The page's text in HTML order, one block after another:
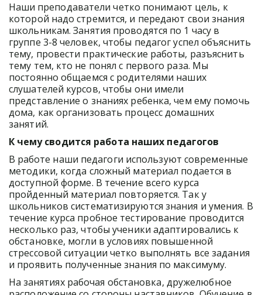
Наши преподаватели четко понимают цель, к
которой надо стремится, и передают свои знания
школьникам. Занятия проводятся по 1 часу в
группе 3-8 человек, чтобы педагог успел объяснить
тему, провести практические работы, разъяснить
тему тем, кто не понял с первого раза. Мы
постоянно общаемся с родителями наших
слушателей курсов, чтобы они имели
представление о знаниях ребенка, чем ему помочь
дома, как организовать процесс домашних
занятий.
К чему сводится работа наших педагогов
В работе наши педагоги используют современные
методики, когда сложный материал подается в
доступной форме. В течение всего курса
пройденный материал повторяется. Так у
школьников систематизируются знания и умения. В
течение курса пробное тестирование проводится
несколько раз, чтобы ученики адаптировались к
обстановке, могли в условиях повышенной
стрессовой ситуации четко выполнять все задания
и проявить полученные знания по максимуму.
На занятиях рабочая обстановка, дружелюбное